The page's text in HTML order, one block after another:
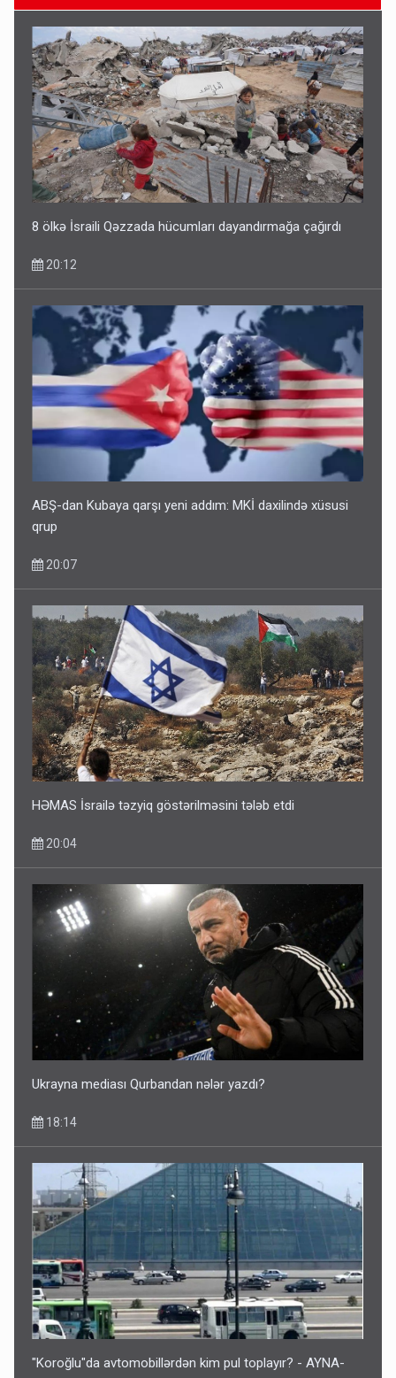
ŞOK! David Seliverstov ölkədən qaçdı
14:14
Bu ölkələrə şəxsiyyət vəsiqəsi ilə gedə biləcəksiniz -
SİYAHI
Ərdoğana sui-qəsd planının iştirakçısı detalları açıqladı
5 Avqust 16:56
8 ölkə İsraili Qəzzada hücumları dayandırmağa çağırdı
20:12
ABŞ-dan Kubaya qarşı yeni addım: MKİ daxilində xüsusi
qrup
20:07
HƏMAS İsrailə təzyiq göstərilməsini tələb etdi
20:04
Ukrayna mediası Qurbandan nələr yazdı?
18:14
"Koroğlu"da avtomobillərdən kim pul toplayır? - AYNA-